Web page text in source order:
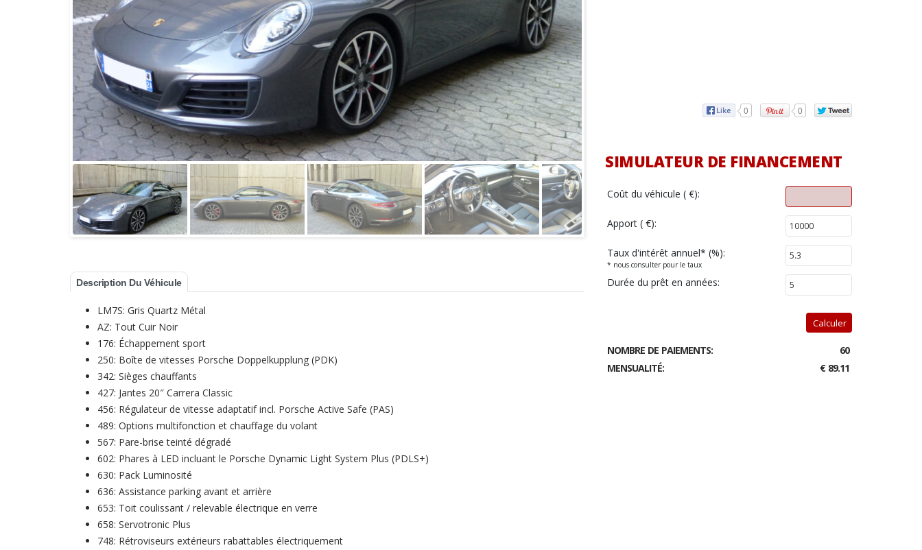
Description Du Véhicule
LM7S: Gris Quartz Métal
AZ: Tout Cuir Noir
176: Échappement sport
250: Boîte de vitesses Porsche Doppelkupplung (PDK)
342: Sièges chauffants
427: Jantes 20″ Carrera Classic
456: Régulateur de vitesse adaptatif incl. Porsche Active Safe (PAS)
489: Options multifonction et chauffage du volant
567: Pare-brise teinté dégradé
602: Phares à LED incluant le Porsche Dynamic Light System Plus (PDLS+)
630: Pack Luminosité
636: Assistance parking avant et arrière
653: Toit coulissant / relevable électrique en verre
658: Servotronic Plus
748: Rétroviseurs extérieurs rabattables électriquement
0 0
SIMULATEUR DE FINANCEMENT
Coût du véhicule ( €):
Apport ( €):
Taux d'intérêt annuel* (%):
* nous consulter pour le taux
Durée du prêt en années:
Calculer
NOMBRE DE PAIEMENTS:
60
MENSUALITÉ:
€ 89.11